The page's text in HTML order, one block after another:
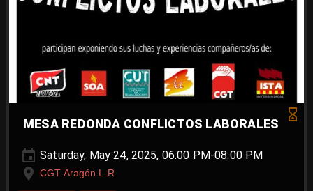
MESA REDONDA CONFLICTOS LABORALES
Saturday, May 24, 2025, 06:00 PM-08:00 PM
CGT Aragón L-R